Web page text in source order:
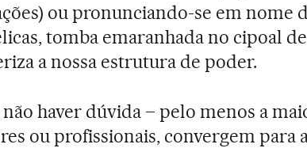
ou pronunciando-se em nome
tomba emaranhada no cipoal
a nossa estrutura de poder.
não haver dúvida – pelo menos a
ou profissionais, convergem para